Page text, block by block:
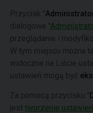
Przycisk "
dialogowe "
przeglądanie i
W tym miejscu można
widoczne na Liście
ustawień mogą być
Za pomocą przycisku "
jest tworzenie